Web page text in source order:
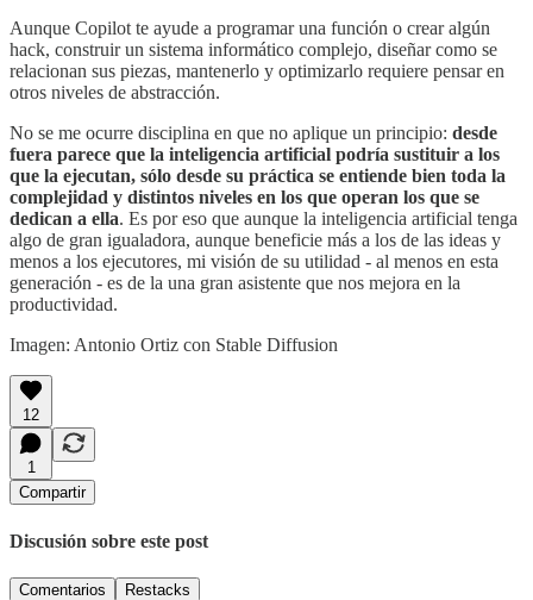
Aunque Copilot te ayude a programar una función o crear algún
hack, construir un sistema informático complejo, diseñar como se
relacionan sus piezas, mantenerlo y optimizarlo requiere pensar en
otros niveles de abstracción.
No se me ocurre disciplina en que no aplique un principio: desde
fuera parece que la inteligencia artificial podría sustituir a los
que la ejecutan, sólo desde su práctica se entiende bien toda la
complejidad y distintos niveles en los que operan los que se
dedican a ella. Es por eso que aunque la inteligencia artificial tenga
algo de gran igualadora, aunque beneficie más a los de las ideas y
menos a los ejecutores, mi visión de su utilidad - al menos en esta
generación - es de la una gran asistente que nos mejora en la
productividad.
Imagen: Antonio Ortiz con Stable Diffusion
12
1
Compartir
Discusión sobre este post
Comentarios Restacks